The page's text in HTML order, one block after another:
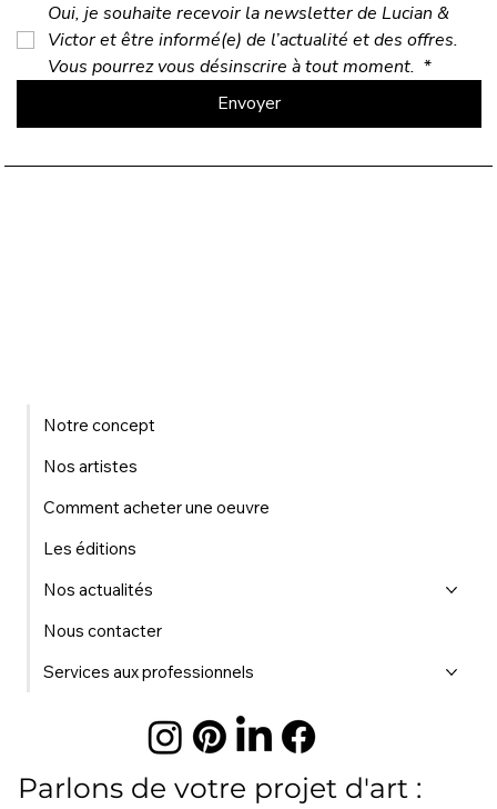
Oui, je souhaite recevoir la newsletter de Lucian &
Victor et être informé(e) de l’actualité et des offres.
Vous pourrez vous désinscrire à tout moment. *
Envoyer
Parlons de votre projet d'art :
Notre concept
Nos artistes
Comment acheter une oeuvre
Les éditions
Nos actualités
Nous contacter
Services aux professionnels